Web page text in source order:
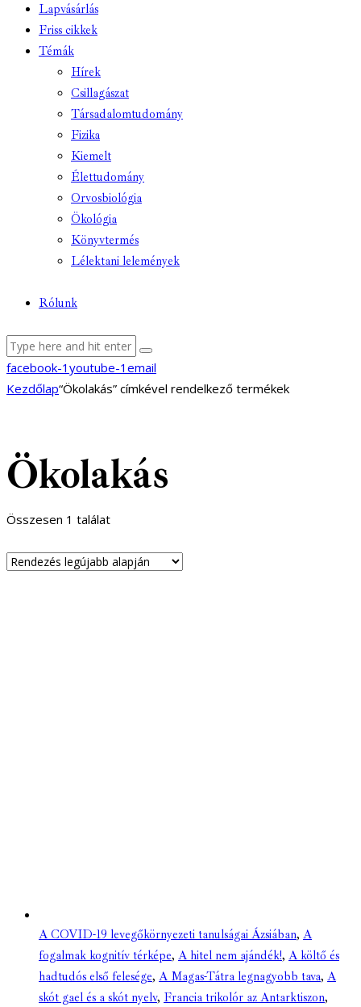
Lapvásárlás
Friss cikkek
Témák
Hírek
Csillagászat
Társadalomtudomány
Fizika
Kiemelt
Élettudomány
Orvosbiológia
Ökológia
Könyvtermés
Lélektani lelemények
Rólunk
facebook-1 youtube-1 email
Kezdőlap“Ökolakás” címkével rendelkező termékek
Ökolakás
Összesen 1 találat
A COVID-19 levegőkörnyezeti tanulságai Ázsiában, A
fogalmak kognitív térképe, A hitel nem ajándék!, A költő és
hadtudós első felesége, A Magas-Tátra legnagyobb tava, A
skót gael és a skót nyelv, Francia trikolór az Antarktiszon,